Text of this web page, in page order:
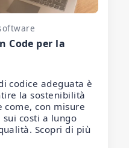
Code per la
codice adeguata è
la sostenibilità
con misure
costi a lungo
Scopri di più